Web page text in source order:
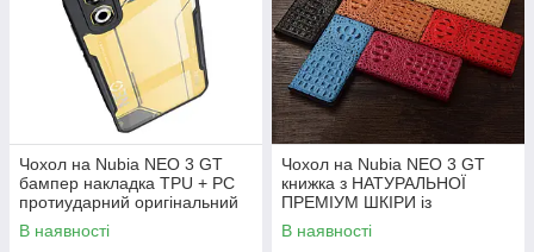
Чохол на Nubia NEO 3 GT
бампер накладка TPU + PC
протиударний оригінальний
"XUNDD"
В наявності
Чохол на Nubia NEO 3 GT
книжка з НАТУРАЛЬНОЇ
ПРЕМІУМ ШКІРИ із
підставкою протиударний
магнітний 3D "CROCOHEAD"
В наявності